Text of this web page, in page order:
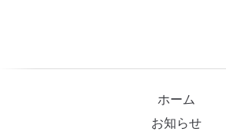
ホーム
お知らせ